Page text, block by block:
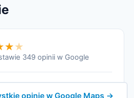
349 opinii w Google
opinie w Google Maps →